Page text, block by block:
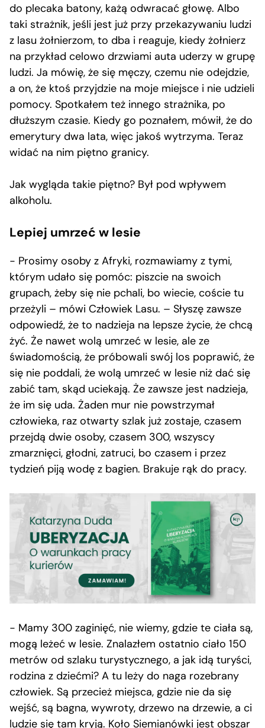
do plecaka batony, każą odwracać głowę. Albo
taki strażnik, jeśli jest już przy przekazywaniu ludzi
z lasu żołnierzom, to dba i reaguje, kiedy żołnierz
na przykład celowo drzwiami auta uderzy w grupę
ludzi. Ja mówię, że się męczy, czemu nie odejdzie,
a on, że ktoś przyjdzie na moje miejsce i nie udzieli
pomocy. Spotkałem też innego strażnika, po
dłuższym czasie. Kiedy go poznałem, mówił, że do
emerytury dwa lata, więc jakoś wytrzyma. Teraz
widać na nim piętno granicy.
Jak wygląda takie piętno? Był pod wpływem
alkoholu.
Lepiej umrzeć w lesie
− Prosimy osoby z Afryki, rozmawiamy z tymi,
którym udało się pomóc: piszcie na swoich
grupach, żeby się nie pchali, bo wiecie, coście tu
przeżyli – mówi Człowiek Lasu. – Słyszę zawsze
odpowiedź, że to nadzieja na lepsze życie, że chcą
żyć. Że nawet wolą umrzeć w lesie, ale ze
świadomością, że próbowali swój los poprawić, że
się nie poddali, że wolą umrzeć w lesie niż dać się
zabić tam, skąd uciekają. Że zawsze jest nadzieja,
że im się uda. Żaden mur nie powstrzymał
człowieka, raz otwarty szlak już zostaje, czasem
przejdą dwie osoby, czasem 300, wszyscy
zmarznięci, głodni, zatruci, bo czasem i przez
tydzień piją wodę z bagien. Brakuje rąk do pracy.
− Mamy 300 zaginięć, nie wiemy, gdzie te ciała są,
mogą leżeć w lesie. Znalazłem ostatnio ciało 150
metrów od szlaku turystycznego, a jak idą turyści,
rodzina z dziećmi? A tu leży do naga rozebrany
człowiek. Są przecież miejsca, gdzie nie da się
wejść, są bagna, wywroty, drzewo na drzewie, a ci
ludzie się tam kryją. Koło Siemianówki jest obszar